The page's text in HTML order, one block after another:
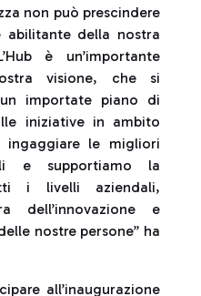
non può prescindere
abilitante della nostra
è un’importante
visione, che si
importate piano di
iniziative in ambito
ingaggiare le migliori
e supportiamo la
i livelli aziendali,
dell’innovazione e
nostre persone” ha
all’inaugurazione